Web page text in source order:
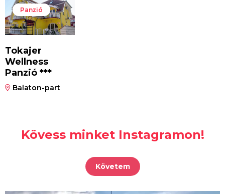
Panzió
Tokajer
Wellness
Panzió ***
Balaton-part
Kövess minket Instagramon!
Követem